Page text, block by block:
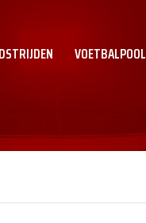
VOETBALPOOL